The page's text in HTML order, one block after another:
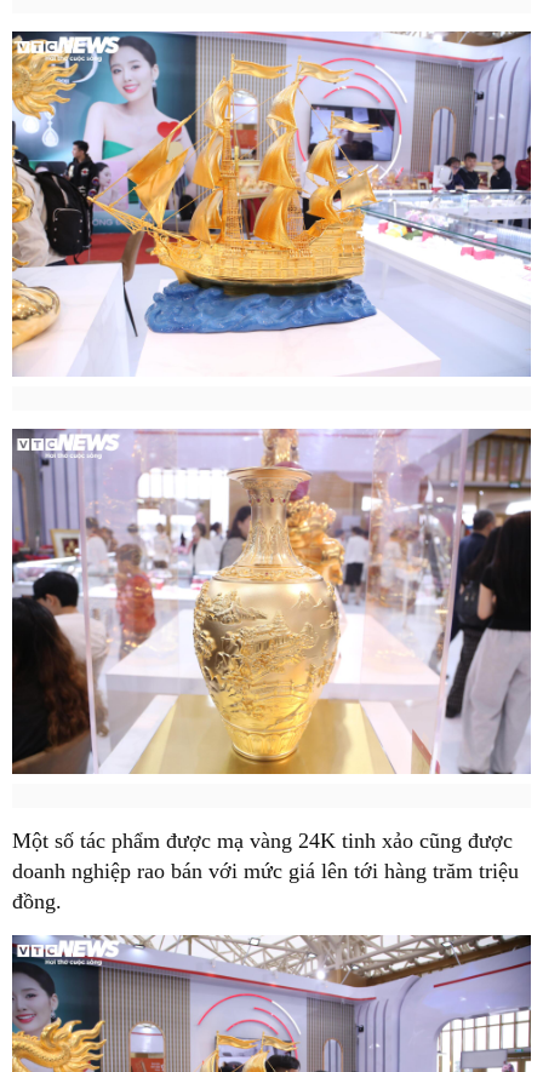
Một số tác phẩm được mạ vàng 24K tinh xảo cũng được
doanh nghiệp rao bán với mức giá lên tới hàng trăm triệu
đồng.